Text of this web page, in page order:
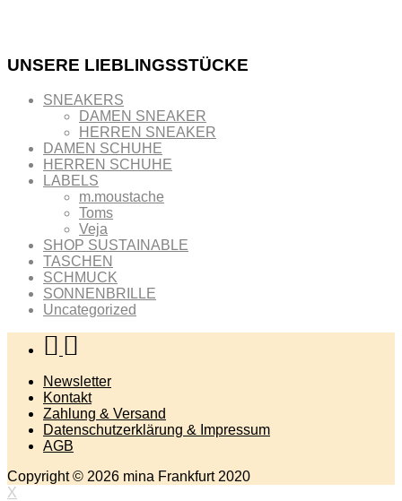
UNSERE LIEBLINGSSTÜCKE
SNEAKERS
DAMEN SNEAKER
HERREN SNEAKER
DAMEN SCHUHE
HERREN SCHUHE
LABELS
m.moustache
Toms
Veja
SHOP SUSTAINABLE
TASCHEN
SCHMUCK
SONNENBRILLE
Uncategorized
Newsletter
Kontakt
Zahlung & Versand
Datenschutzerklärung & Impressum
AGB
Copyright © 2026 mina Frankfurt 2020
X